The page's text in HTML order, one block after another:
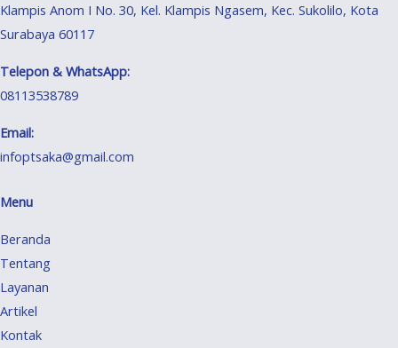
Klampis Anom I No. 30, Kel. Klampis Ngasem, Kec. Sukolilo, Kota
Surabaya 60117
Telepon & WhatsApp:
08113538789
Email:
infoptsaka@gmail.com
Menu
Beranda
Tentang
Layanan
Artikel
Kontak